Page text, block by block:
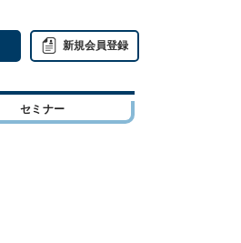
新規会員登録
セミナー